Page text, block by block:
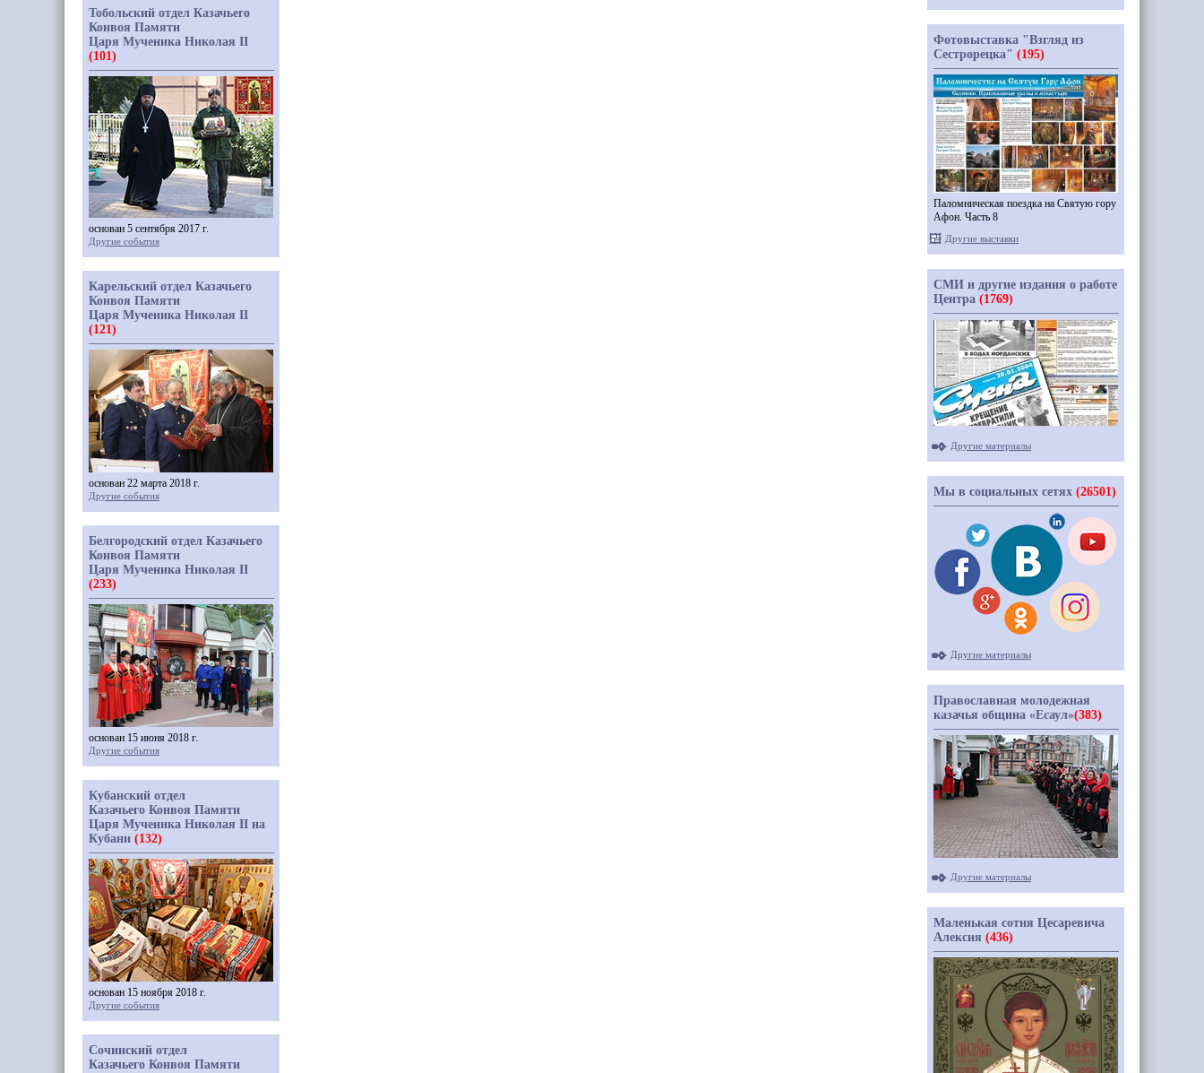
Тобольский отдел Казачьего
Конвоя Памяти
Царя Мученика Николая II
(101)
основан 5 сентября 2017 г.
Другие события
Карельский отдел Казачьего
Конвоя Памяти
Царя Мученика Николая II
(121)
основан 22 марта 2018 г.
Другие события
Белгородский отдел Казачьего
Конвоя Памяти
Царя Мученика Николая II
(233)
основан 15 июня 2018 г.
Другие события
Кубанский отдел
Казачьего Конвоя Памяти
Царя Мученика Николая II на
Кубани (132)
основан 15 ноября 2018 г.
Другие события
Сочинский отдел
Казачьего Конвоя Памяти
Фотовыставка "Взгляд из
Сестрорецка" (195)
Паломническая поездка на Святую гору
Афон. Часть 8
Другие выставки
СМИ и другие издания о работе
Центра (1769)
Другие материалы
Мы в социальных сетях (26501)
Другие материалы
Православная молодежная
казачья община «Есаул»(383)
Другие материалы
Маленькая сотня Цесаревича
Алексия (436)